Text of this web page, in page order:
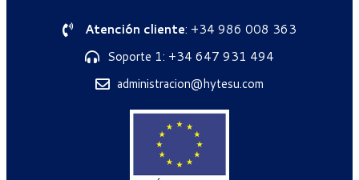
Atención cliente: +34 986 008 363
Soporte 1: +34 647 931 494
administracion@hytesu.com